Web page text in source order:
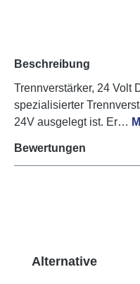
Beschreibung
Trennverstärker, 24 Volt
spezialisierter
24V ausgelegt ist. Er…
Bewertungen
Produktgalerie
Alternative